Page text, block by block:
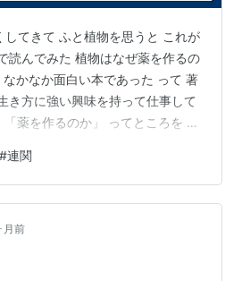
してきて ふと植物を思うと これが
読んでみた 植物はなぜ薬を作るの
かなか面白い本であった って 著
き方に強い興味を持って仕事して
薬を作るのか」 ってところを ど
ってるわけじゃないから 😄 応対
ってる 変わり続ける周囲環境に対
を積み重ねてるだけ それが「生
それを長い時間眺めると「進
して応対して 動いて食べて …
#連関
月前